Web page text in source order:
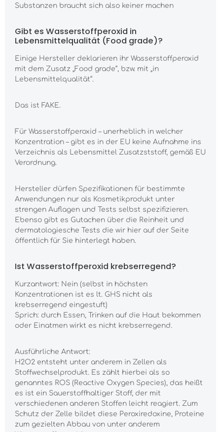
Substanzen braucht sich also keiner machen
Gibt es Wasserstoffperoxid in
Lebensmittelqualität (Food grade)?
Einige Hersteller deklarieren ihr Wasserstoffperoxid
mit dem Zusatz „Food grade“, bzw. mit „in
Lebensmittelqualität“.
Das ist FAKE.
Für Wasserstoffperoxid – unerheblich in welcher
Konzentration – gibt es in der EU keine Aufnahme ins
Verzeichnis als Lebensmittel Zusatzststoff, gemäß EU
Verordnung.
Hersteller dürfen Spezifikationen für bestimmte
Anwendungen nur als Kosmetikprodukt unter
strengen Auflagen und Tests selbst spezifizieren.
Ebenso gibt es Gutachen über die Reinheit und
dermatologiesche Tests die wir hier auf der Seite
öffentlich für Sie hinterlegt haben.
Ist Wasserstoffperoxid krebserregend?
Kurzantwort: Nein (selbst in höchsten
Konzentrationen ist es lt. GHS nicht als
krebserregend eingestuft)
Sprich: durch Essen, Trinken auf die Haut bekommen
oder Einatmen wirkt es nicht krebserregend.
Ausführliche Antwort:
H2O2 entsteht unter anderem in Zellen als
Stoffwechselprodukt. Es zählt hierbei als so
genanntes ROS (Reactive Oxygen Species), das heißt
es ist ein Sauerstoffhaltiger Stoff, der mit
verschiedenen anderen Stoffen leicht reagiert. Zum
Schutz der Zelle bildet diese Peroxiredoxine, Proteine
zum gezielten Abbau von unter anderem